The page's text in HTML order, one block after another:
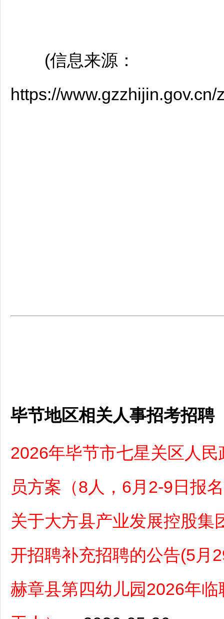
(信息来源：
https://
毕节地区相关人事招考招聘
2026年毕节市七星关区人
员方案（8人，6月2-9日报
关于大方县产业发展控股集
开招聘补充招聘的公告(5月
赫章县第四幼儿园2026年